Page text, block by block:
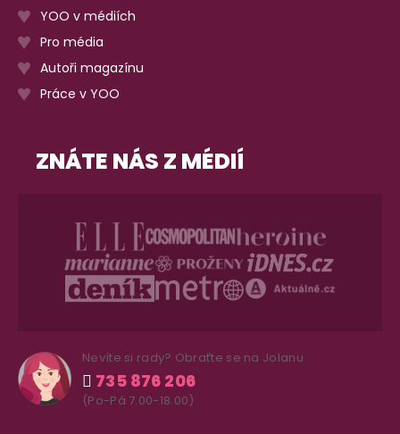
YOO v médiích
Pro média
Autoři magazínu
Práce v YOO
ZNÁTE NÁS Z MÉDIÍ
Nevíte si rady? Obraťte se na Jolanu
735 876 206
(Po-Pá 7.00-18.00)